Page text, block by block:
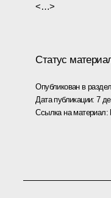
<…>
Статус
Опубликован в
Дата публикации:7
Ссылка на материал: